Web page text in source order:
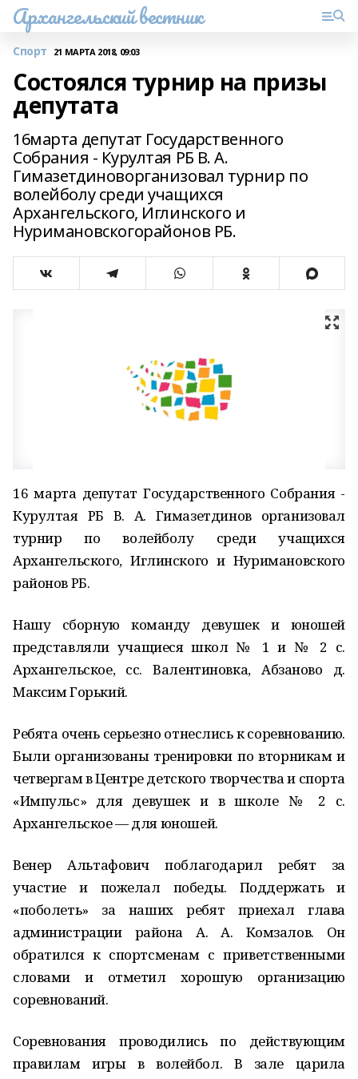
Архангельский вестник
Спорт 21 МАРТА 2018, 09:03
Состоялся турнир на призы
депутата
16марта депутат Государственного
Собрания - Курултая РБ В. А.
Гимазетдиноворганизовал турнир по
волейболу среди учащихся
Архангельского, Иглинского и
Нуримановскогорайонов РБ.
16 марта депутат Государственного Собрания -
Курултая РБ В. А. Гимазетдинов организовал
турнир по волейболу среди учащихся
Архангельского, Иглинского и Нуримановского
районов РБ.
Нашу сборную команду девушек и юношей
представляли учащиеся школ № 1 и № 2 с.
Архангельское, сс. Валентиновка, Абзаново д.
Максим Горький.
Ребята очень серьезно отнеслись к соревнованию.
Были организованы тренировки по вторникам и
четвергам в Центре детского творчества и спорта
«Импульс» для девушек и в школе № 2 с.
Архангельское — для юношей.
Венер Альтафович поблагодарил ребят за
участие и пожелал победы. Поддержать и
«поболеть» за наших ребят приехал глава
администрации района А. А. Комзалов. Он
обратился к спортсменам с приветственными
словами и отметил хорошую организацию
соревнований.
Соревнования проводились по действующим
правилам игры в волейбол. В зале царила